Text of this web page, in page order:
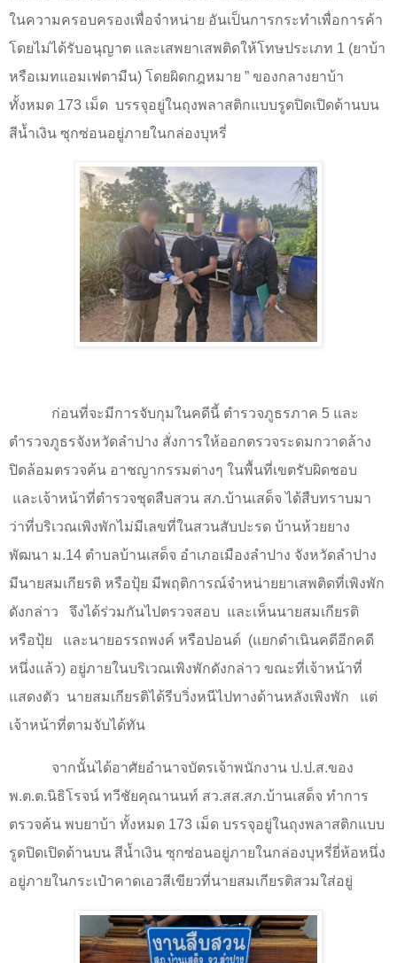
ในความครอบครองเพื่อจำหน่าย อันเป็นการกระทำเพื่อการค้า
โดยไม่ได้รับอนุญาต และเสพยาเสพติดให้โทษประเภท 1 (ยาบ้า
หรือเมทแอมเฟตามีน) โดยผิดกฎหมาย ” ของกลางยาบ้า
ทั้งหมด 173 เม็ด บรรจุอยู่ในถุงพลาสติกแบบรูดปิดเปิดด้านบน
สีน้ำเงิน ซุกซ่อนอยู่ภายในกล่องบุหรี่
ก่อนที่จะมีการจับกุมในคดีนี้ ตำรวจภูธรภาค 5 และ
ตำรวจภูธรจังหวัดลำปาง สั่งการให้ออกตรวจระดมกวาดล้าง
ปิดล้อมตรวจค้น อาชญากรรมต่างๆ ในพื้นที่เขตรับผิดชอบ
และเจ้าหน้าที่ตำรวจชุดสืบสวน สภ.บ้านเสด็จ ได้สืบทราบมา
ว่าที่บริเวณเพิงพักไม่มีเลขที่ในสวนสับปะรด บ้านห้วยยาง
พัฒนา ม.14 ตำบลบ้านเสด็จ อำเภอเมืองลำปาง จังหวัดลำปาง
มีนายสมเกียรติ หรือปุ้ย มีพฤติการณ์จำหน่ายยาเสพติดที่เพิงพัก
ดังกล่าว
จึงได้ร่วมกันไปตรวจสอบ และเห็นนายสมเกียรติ
หรือปุ้ย
และนายอรรถพงค์ หรือปอนด์ (แยกดำเนินคดีอีกคดี
หนึ่งแล้ว) อยู่ภายในบริเวณเพิงพักดังกล่าว ขณะที่เจ้าหน้าที่
แสดงตัว นายสมเกียรติได้รีบวิ่งหนีไปทางด้านหลังเพิงพัก
แต่
เจ้าหน้าที่ตามจับได้ทัน
จากนั้นได้อาศัยอำนาจบัตรเจ้าพนักงาน ป.ป.ส.ของ
พ.ต.ต.นิธิโรจน์ ทวีชัยคุณานนท์ สว.สส.สภ.บ้านเสด็จ ทำการ
ตรวจค้น พบยาบ้า ทั้งหมด 173 เม็ด บรรจุอยู่ในถุงพลาสติกแบบ
รูดปิดเปิดด้านบน สีน้ำเงิน ซุกซ่อนอยู่ภายในกล่องบุหรี่ยี่ห้อหนึ่ง
อยู่ภายในกระเป๋าคาดเอวสีเขียวที่นายสมเกียรติสวมใส่อยู่